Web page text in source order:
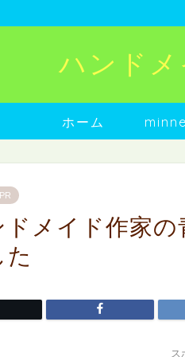
ハンド
ホーム
PR
ドメイド作家
た
ス